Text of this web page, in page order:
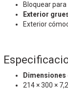
Bloquear
Exterior
Exterior
214 × 300 ×